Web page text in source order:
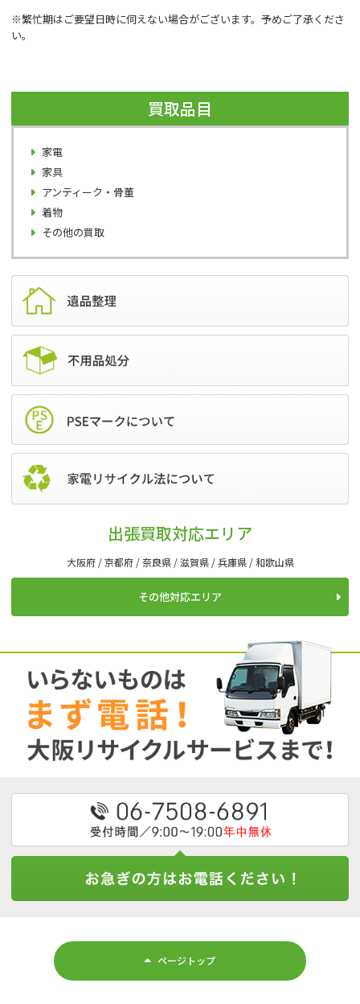
※繁忙期はご要望日時に伺えない場合がございます。予めご了承くださ
い。
買取品目
家電
家具
アンティーク・骨董
着物
その他の買取
出張買取対応エリア
大阪府 / 京都府 / 奈良県/滋賀県 / 兵庫県 / 和歌山県
その他対応エリア
ページトップ